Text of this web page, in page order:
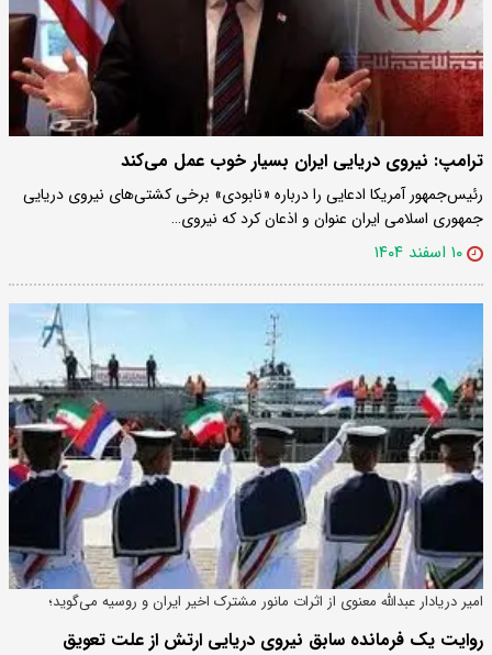
ترامپ: نیروی دریایی ایران بسیار خوب عمل می‌کند
رئیس‌جمهور آمریکا ادعایی را درباره «نابودی» برخی کشتی‌های نیروی دریایی
جمهوری اسلامی ایران عنوان و اذعان کرد که نیروی…
۱۰ اسفند ۱۴۰۴
امیر دریادار عبدالله معنوی از اثرات مانور مشترک اخیر ایران و روسیه می‌گوید؛
روایت یک فرمانده سابق نیروی دریایی ارتش از علت تعویق